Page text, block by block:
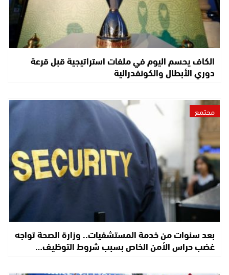
الكاف يحسم اليوم في ملفات استراتيجية قبل قرعة
دوري الأبطال والكونفدرالية
مجتمع
بعد سنوات من خدمة المستشفيات.. وزارة الصحة تواجه
غضب حراس الأمن الخاص بسبب شروط التوظيف…